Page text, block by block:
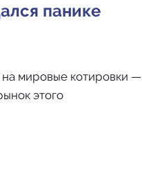
панике
на мировые котировки —
этого